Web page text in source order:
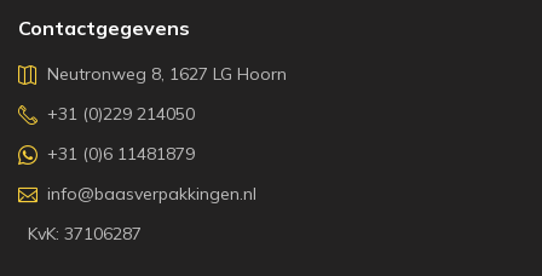
Contactgegevens
Neutronweg 8, 1627 LG Hoorn
+31 (0)229 214050
+31 (0)6 11481879
info@baasverpakkingen.nl
KvK: 37106287